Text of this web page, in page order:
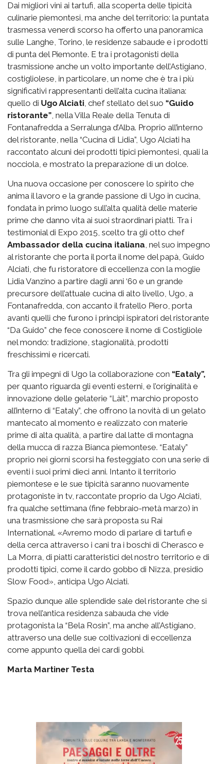
Dai migliori vini ai tartufi, alla scoperta delle tipicità
culinarie piemontesi, ma anche del territorio: la puntata
trasmessa venerdì scorso ha offerto una panoramica
sulle Langhe, Torino, le residenze sabaude e i prodotti
di punta del Piemonte. E tra i protagonisti della
trasmissione anche un volto importante dell’Astigiano,
costigliolese, in particolare, un nome che è tra i più
significativi rappresentanti dell’alta cucina italiana:
quello di Ugo Alciati, chef stellato del suo “Guido
ristorante”, nella Villa Reale della Tenuta di
Fontanafredda a Serralunga d’Alba. Proprio all’interno
del ristorante, nella “Cucina di Lidia”, Ugo Alciati ha
raccontato alcuni dei prodotti tipici piemontesi, quali la
nocciola, e mostrato la preparazione di un dolce.
Una nuova occasione per conoscere lo spirito che
anima il lavoro e la grande passione di Ugo in cucina,
fondata in primo luogo sull’alta qualità delle materie
prime che danno vita ai suoi straordinari piatti. Tra i
testimonial di Expo 2015, scelto tra gli otto chef
Ambassador della cucina italiana, nel suo impegno
al ristorante che porta il porta il nome del papà, Guido
Alciati, che fu ristoratore di eccellenza con la moglie
Lidia Vanzino a partire dagli anni ‘60 e un grande
precursore dell’attuale cucina di alto livello, Ugo, a
Fontanafredda, con accanto il fratello Piero, porta
avanti quelli che furono i principi ispiratori del ristorante
“Da Guido” che fece conoscere il nome di Costigliole
nel mondo: tradizione, stagionalità, prodotti
freschissimi e ricercati.
Tra gli impegni di Ugo la collaborazione con “Eataly”,
per quanto riguarda gli eventi esterni, e l’originalità e
innovazione delle gelaterie “Làit”, marchio proposto
all’interno di “Eataly”, che offrono la novità di un gelato
mantecato al momento e realizzato con materie
prime di alta qualità, a partire dal latte di montagna
della mucca di razza Bianca piemontese. “Eataly”
proprio nei giorni scorsi ha festeggiato con una serie di
eventi i suoi primi dieci anni. Intanto il territorio
piemontese e le sue tipicità saranno nuovamente
protagoniste in tv, raccontate proprio da Ugo Alciati,
fra qualche settimana (fine febbraio-metà marzo) in
una trasmissione che sarà proposta su Rai
International. «Avremo modo di parlare di tartufi e
della cerca attraverso i cani tra i boschi di Cherasco e
La Morra, di piatti caratteristici del nostro territorio e di
prodotti tipici, come il cardo gobbo di Nizza, presidio
Slow Food», anticipa Ugo Alciati.
Spazio dunque alle splendide sale del ristorante che si
trova nell’antica residenza sabauda che vide
protagonista la “Bela Rosin”, ma anche all’Astigiano,
attraverso una delle sue coltivazioni di eccellenza
come appunto quella dei cardi gobbi.
Marta Martiner Testa